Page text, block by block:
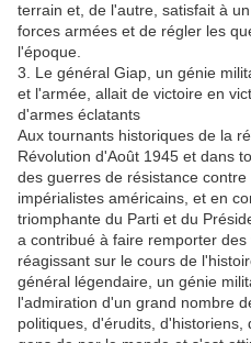
terrain et, de l'autre, satisfait à
forces armées et de régler les
l'époque.
3. Le général Giap, un génie
et l'armée, allait de victoire en
d'armes éclatants
Aux tournants historiques de la
Révolution d'Août 1945 et dans
des guerres de résistance
impérialistes américains, et en
triomphante du Parti et du
a contribué à faire remporter
réagissant sur le cours de
général légendaire, un génie
l'admiration d'un grand nombre
politiques, d'érudits,